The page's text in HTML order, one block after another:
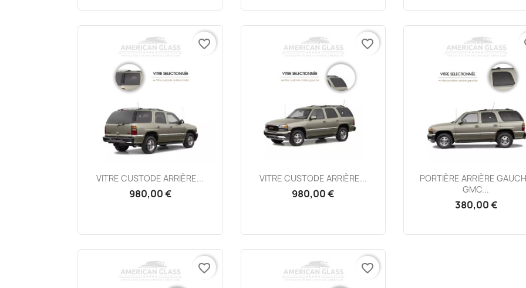
Aperçu rapide
VITRE CUSTODE ARRIÈRE...
980,00 €
favorite_border
Aperçu rapide
VITRE CUSTODE ARRIÈRE...
980,00 €
favorite_border
Aperçu rapide
PORTIÈRE ARRIÈRE
GMC...
380,00 €
favorite_border favorite_border